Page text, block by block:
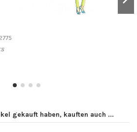
gekauft haben, kauften auch ...